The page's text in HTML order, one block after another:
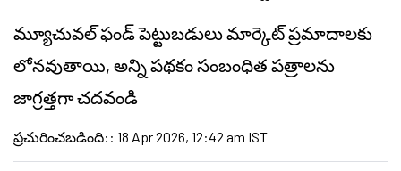
మ్యూచువల్ ఫండ్ పెట్టుబడులు మార్కెట్ ప్రమాదాలకు
లోనవుతాయి, అన్ని పథకం సంబంధిత పత్రాలను
జాగ్రత్తగా చదవండి
ప్రచురించబడింది: : 18 Apr 2026, 12:42 am IST